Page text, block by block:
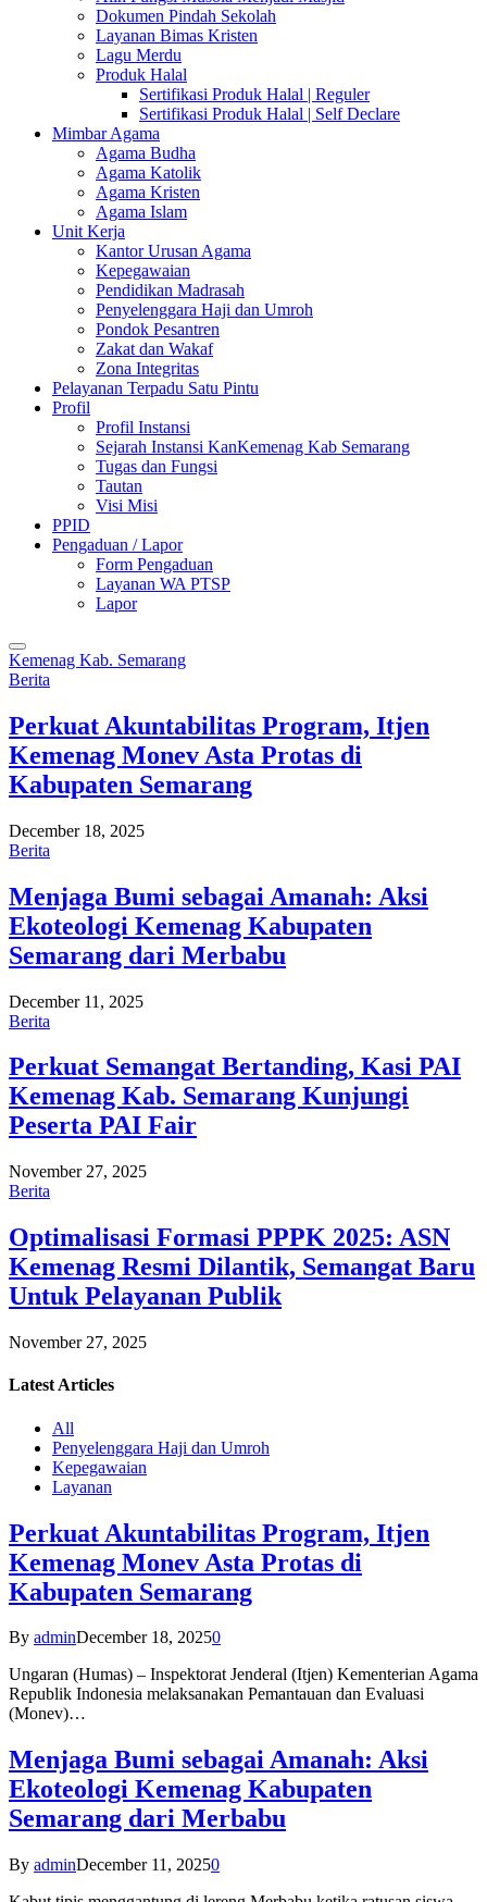
Dokumen Pindah Sekolah
Layanan Bimas Kristen
Lagu Merdu
Produk Halal
Sertifikasi Produk Halal | Reguler
Sertifikasi Produk Halal | Self Declare
Mimbar Agama
Agama Budha
Agama Katolik
Agama Kristen
Agama Islam
Unit Kerja
Kantor Urusan Agama
Kepegawaian
Pendidikan Madrasah
Penyelenggara Haji dan Umroh
Pondok Pesantren
Zakat dan Wakaf
Zona Integritas
Pelayanan Terpadu Satu Pintu
Profil
Profil Instansi
Sejarah Instansi KanKemenag Kab Semarang
Tugas dan Fungsi
Tautan
Visi Misi
PPID
Pengaduan / Lapor
Form Pengaduan
Layanan WA PTSP
Lapor
Kemenag Kab. Semarang
Berita
Perkuat Akuntabilitas Program, Itjen
Kemenag Monev Asta Protas di
Kabupaten Semarang
December 18, 2025
Berita
Menjaga Bumi sebagai Amanah: Aksi
Ekoteologi Kemenag Kabupaten
Semarang dari Merbabu
December 11, 2025
Berita
Perkuat Semangat Bertanding, Kasi PAI
Kemenag Kab. Semarang Kunjungi
Peserta PAI Fair
November 27, 2025
Berita
Optimalisasi Formasi PPPK 2025: ASN
Kemenag Resmi Dilantik, Semangat Baru
Untuk Pelayanan Publik
November 27, 2025
Latest Articles
All
Penyelenggara Haji dan Umroh
Kepegawaian
Layanan
Perkuat Akuntabilitas Program, Itjen
Kemenag Monev Asta Protas di
Kabupaten Semarang
By adminDecember 18, 20250
Ungaran (Humas) – Inspektorat Jenderal (Itjen) Kementerian Agama
Republik Indonesia melaksanakan Pemantauan dan Evaluasi
(Monev)…
Menjaga Bumi sebagai Amanah: Aksi
Ekoteologi Kemenag Kabupaten
Semarang dari Merbabu
By adminDecember 11, 20250